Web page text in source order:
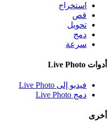
استخراج
قص
تحويل
دمج
سرعة
أدوات Live Photo
فيديو إلى Live Photo
دمج Live Photo
أخرى